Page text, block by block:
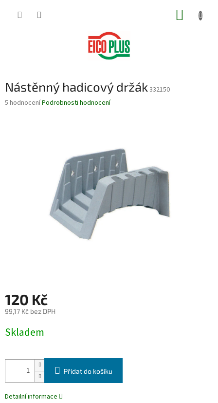
Nástěnný hadicový držák 332150
Průměrné
5 hodnoceníPodrobnosti hodnocení
120 Kč
99,17 Kč bez DPH
cena:
Skladem
Přidat do košíku
Detailní informace